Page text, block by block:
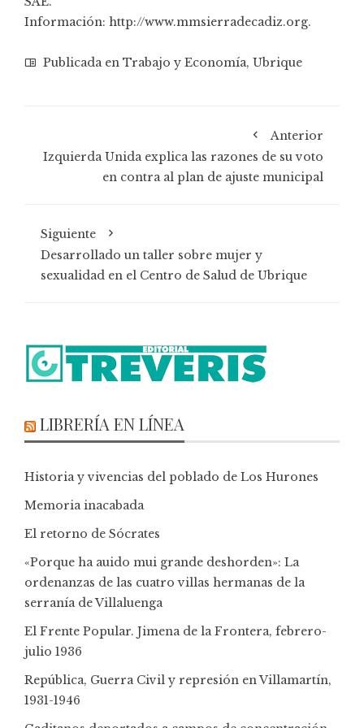
Información: http://www.mmsierradecadiz.org.
Publicada en Trabajo y Economía, Ubrique
Anterior
Izquierda Unida explica las razones de su voto
en contra al plan de ajuste municipal
Siguiente
Desarrollado un taller sobre mujer y
sexualidad en el Centro de Salud de Ubrique
LIBRERÍA EN LÍNEA
Historia y vivencias del poblado de Los Hurones
Memoria inacabada
El retorno de Sócrates
«Porque ha auido mui grande deshorden»: La
ordenanzas de las cuatro villas hermanas de la
serranía de Villaluenga
El Frente Popular. Jimena de la Frontera, febrero-
julio 1936
República, Guerra Civil y represión en Villamartín,
1931-1946